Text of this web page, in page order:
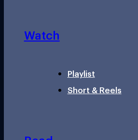
Watch
Playlist
Short & Reels